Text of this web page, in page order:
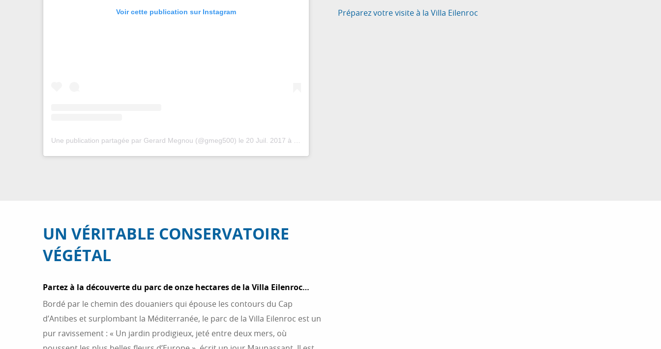
Voir cette publication sur Instagram
Une publication partagée par Gerard Megnou (@gmeg500) le 20 Juil. 2017 à 6 :26 PDT
Préparez votre visite à la Villa Eilenroc
UN VÉRITABLE CONSERVATOIRE
VÉGÉTAL
Partez à la découverte du parc de onze hectares de la Villa Eilenroc…
Bordé par le chemin des douaniers qui épouse les contours du Cap
d’Antibes et surplombant la Méditerranée, le parc de la Villa Eilenroc est un
pur ravissement : « Un jardin prodigieux, jeté entre deux mers, où